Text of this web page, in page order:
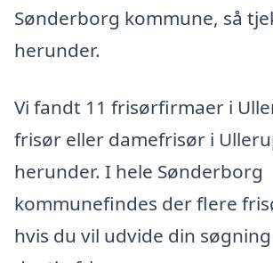
Sønderborg kommune, så
herunder.
Vi fandt 11 frisørfirmaer i
frisør eller damefrisør i
herunder. I hele Sønderborg
kommunefindes der flere
hvis du vil udvide din